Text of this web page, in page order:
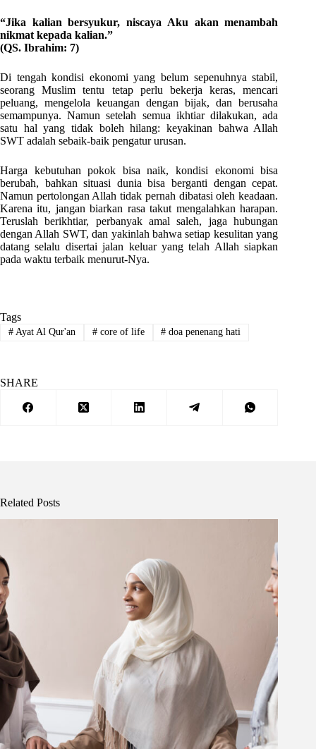
“Jika kalian bersyukur, niscaya Aku akan menambah
nikmat kepada kalian.”
(QS. Ibrahim: 7)
Di tengah kondisi ekonomi yang belum sepenuhnya stabil,
seorang Muslim tentu tetap perlu bekerja keras, mencari
peluang, mengelola keuangan dengan bijak, dan berusaha
semampunya. Namun setelah semua ikhtiar dilakukan, ada
satu hal yang tidak boleh hilang: keyakinan bahwa Allah
SWT adalah sebaik-baik pengatur urusan.
Harga kebutuhan pokok bisa naik, kondisi ekonomi bisa
berubah, bahkan situasi dunia bisa berganti dengan cepat.
Namun pertolongan Allah tidak pernah dibatasi oleh keadaan.
Karena itu, jangan biarkan rasa takut mengalahkan harapan.
Teruslah berikhtiar, perbanyak amal saleh, jaga hubungan
dengan Allah SWT, dan yakinlah bahwa setiap kesulitan yang
datang selalu disertai jalan keluar yang telah Allah siapkan
pada waktu terbaik menurut-Nya.
Tags
#Ayat Al Qur'an #core of life # doa penenang hati
SHARE
Related Posts